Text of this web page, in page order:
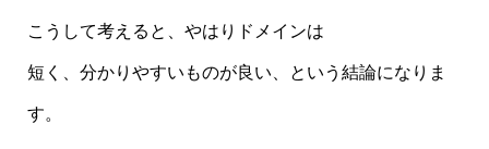
こうして考えると、やはりドメインは
短く、分かりやすいものが良い、という結論になりま
す。